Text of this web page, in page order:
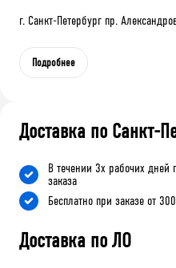
г. Санкт-Петербург пр.
Подробнее
Доставка по Санкт-
В течении 3х рабочих дней
заказа
Бесплатно при заказе от
Доставка по ЛО